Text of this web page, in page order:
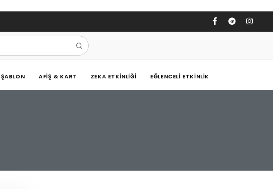
ŞABLON AFIŞ & KART ZEKA ETKINLIĞI EĞLENCELI ETKINLIK